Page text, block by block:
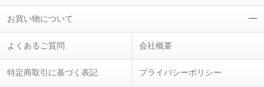
お買い物について
よくあるご質問 会社概要
特定商取引に基づく表記 プライバシーポリシー